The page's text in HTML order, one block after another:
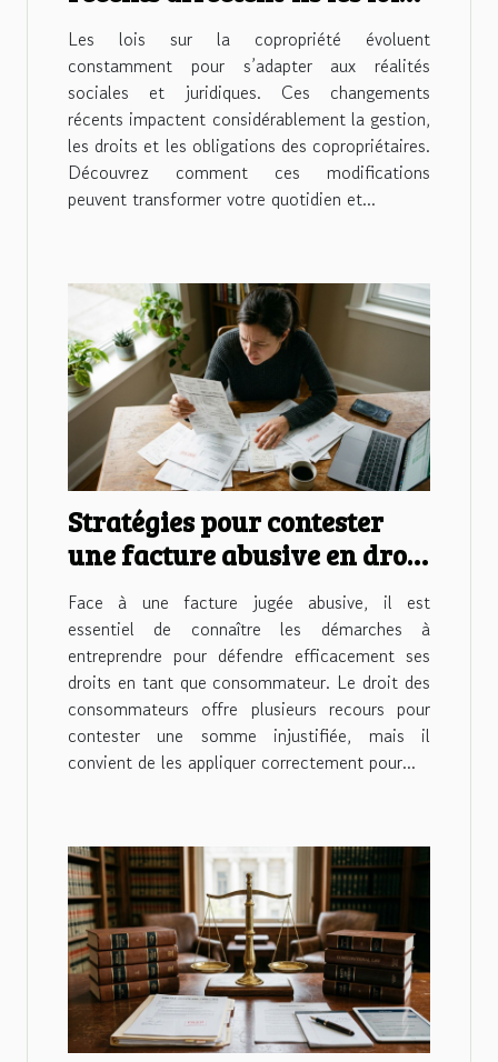
sur la copropriété?
Les lois sur la copropriété évoluent
constamment pour s’adapter aux réalités
sociales et juridiques. Ces changements
récents impactent considérablement la gestion,
les droits et les obligations des copropriétaires.
Découvrez comment ces modifications
peuvent transformer votre quotidien et...
Stratégies pour contester
une facture abusive en droit
des consommateurs
Face à une facture jugée abusive, il est
essentiel de connaître les démarches à
entreprendre pour défendre efficacement ses
droits en tant que consommateur. Le droit des
consommateurs offre plusieurs recours pour
contester une somme injustifiée, mais il
convient de les appliquer correctement pour...